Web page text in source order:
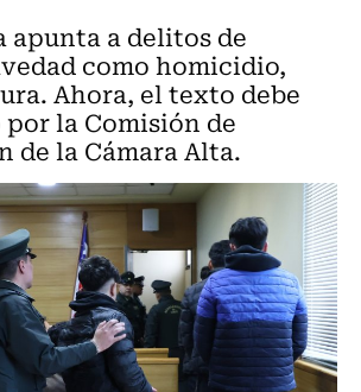
a delitos de
como homicidio,
Ahora, el texto debe
la Comisión de
de la Cámara Alta.